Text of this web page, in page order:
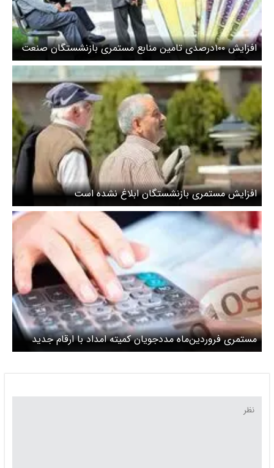
افزایش ۱۰۰درصدی تامین منابع مستمری بازنشستگان صنعت
نفت
افزایش مستمری بازنشستگان ابلاغ نشده است
مستمری فروردین‌ماه مددجویان کمیته امداد با ارقام جدید
واریز شد